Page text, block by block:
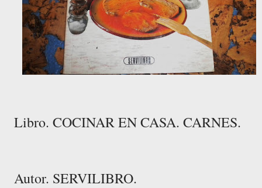
Libro. COCINAR EN CASA. CARNES.
Autor. SERVILIBRO.